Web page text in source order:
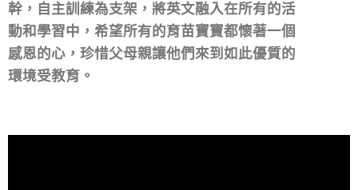
幹，自主訓練為支架，將英文融入在所有的活
動和學習中，希望所有的育苗寶寶都懷著一個
感恩的心，珍惜父母親讓他們來到如此優質的
環境受教育。